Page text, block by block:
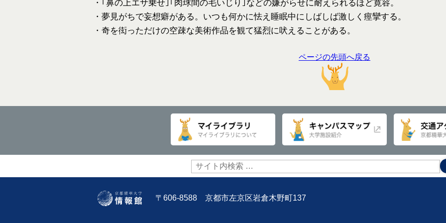
・｢鼻の上エサ乗せ｣｢肉球間の毛いじり｣などの嫌がらせに耐えられるほど寛容。
・夢見がちで妄想癖がある。いつも何かに怯え睡眠中にしばしば激しく痙攣する。
・奇を衒っただけの空疎な美術作品を観て猛烈に吠えることがある。
ページの先頭へ戻る
サ
イ
ト
検
〒606-8588 京都市左京区岩倉木野町137